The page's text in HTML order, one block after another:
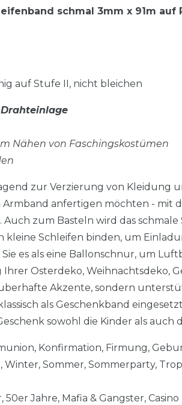
schmal 3mm x 91m auf
auf Stufe II, nicht bleichen
Nähen von Faschingskostümen
zur Verzierung von Kleidung
anfertigen möchten - mit
Auch zum Basteln wird das
kleine Schleifen binden, um
es als eine Ballonschnur, um
Osterdeko, Weihnachtsdeko,
Akzente, sondern
als Geschenkband
sowohl die Kinder als auch
Konfirmation, Firmung,
Sommer, Sommerparty,
Jahre, Mafia & Gangster, Casino